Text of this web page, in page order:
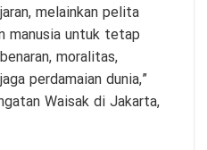
melainkan pelita
manusia untuk tetap
moralitas,
perdamaian dunia,”
Waisak di Jakarta,